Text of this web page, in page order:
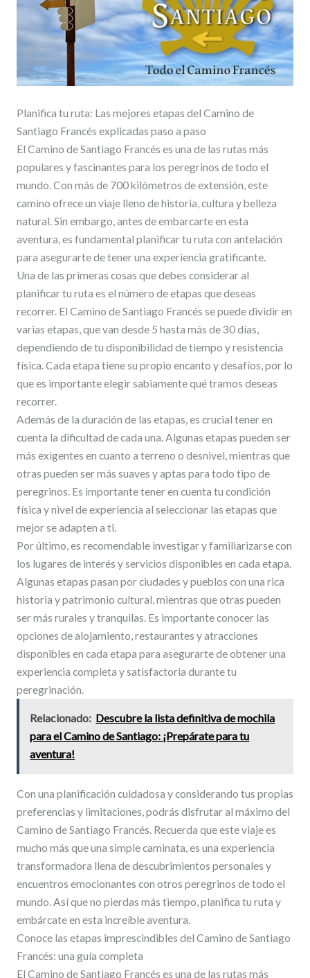
Planifica tu ruta: Las mejores etapas del Camino de
Santiago Francés explicadas paso a paso
El Camino de Santiago Francés es una de las rutas más
populares y fascinantes para los peregrinos de todo el
mundo. Con más de 700 kilómetros de extensión, este
camino ofrece un viaje lleno de historia, cultura y belleza
natural. Sin embargo, antes de embarcarte en esta
aventura, es fundamental planificar tu ruta con antelación
para asegurarte de tener una experiencia gratificante.
Una de las primeras cosas que debes considerar al
planificar tu ruta es el número de etapas que deseas
recorrer. El Camino de Santiago Francés se puede dividir en
varias etapas, que van desde 5 hasta más de 30 días,
dependiendo de tu disponibilidad de tiempo y resistencia
física. Cada etapa tiene su propio encanto y desafíos, por lo
que es importante elegir sabiamente qué tramos deseas
recorrer.
Además de la duración de las etapas, es crucial tener en
cuenta la dificultad de cada una. Algunas etapas pueden ser
más exigentes en cuanto a terreno o desnivel, mientras que
otras pueden ser más suaves y aptas para todo tipo de
peregrinos. Es importante tener en cuenta tu condición
física y nivel de experiencia al seleccionar las etapas que
mejor se adapten a ti.
Por último, es recomendable investigar y familiarizarse con
los lugares de interés y servicios disponibles en cada etapa.
Algunas etapas pasan por ciudades y pueblos con una rica
historia y patrimonio cultural, mientras que otras pueden
ser más rurales y tranquilas. Es importante conocer las
opciones de alojamiento, restaurantes y atracciones
disponibles en cada etapa para asegurarte de obtener una
experiencia completa y satisfactoria durante tu
peregrinación.
Relacionado: Descubre la lista definitiva de mochila
para el Camino de Santiago: ¡Prepárate para tu
aventura!
Con una planificación cuidadosa y considerando tus propias
preferencias y limitaciones, podrás disfrutar al máximo del
Camino de Santiago Francés. Recuerda que este viaje es
mucho más que una simple caminata, es una experiencia
transformadora llena de descubrimientos personales y
encuentros emocionantes con otros peregrinos de todo el
mundo. Así que no pierdas más tiempo, planifica tu ruta y
embárcate en esta increíble aventura.
Conoce las etapas imprescindibles del Camino de Santiago
Francés: una guía completa
El Camino de Santiago Francés es una de las rutas más